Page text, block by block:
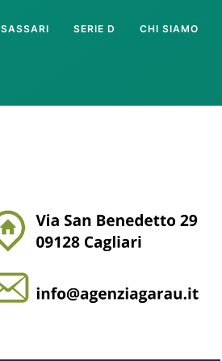
SERIE D CHI SIAMO